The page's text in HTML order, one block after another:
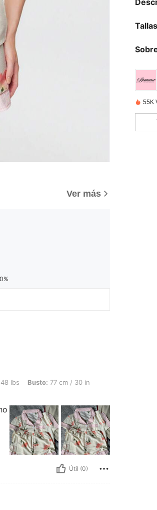
Ver más
0%
cm / 30 in, Cintura: 77 cm / 30 in, Caderas: 107 cm /
lbs Busto: 77 cm / 30 in
Útil (0)
55K